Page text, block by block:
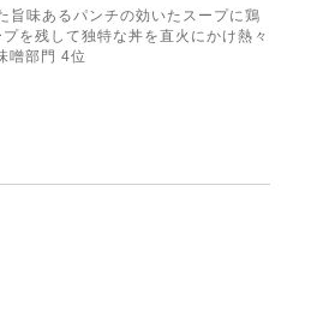
味あるパンチの効いたスープに鶏
を残して独特な丼を直火にかけ熱々
噌部門 4位